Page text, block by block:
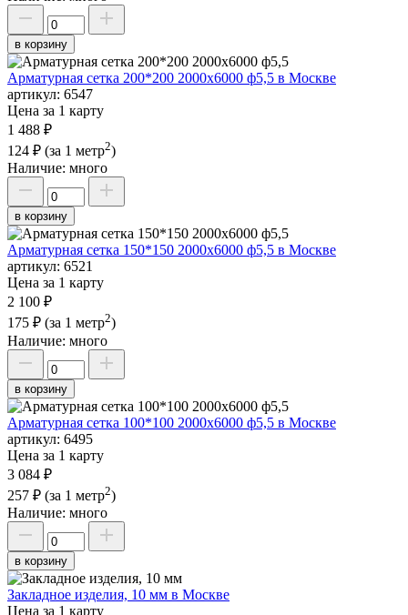
в корзину
Арматурная сетка 200*200 2000х6000 ф5,5 в Москве
артикул: 6547
Цена за 1 карту
1 488 ₽
124 ₽ (за 1 метр2)
Наличие: много
в корзину
Арматурная сетка 150*150 2000х6000 ф5,5 в Москве
артикул: 6521
Цена за 1 карту
2 100 ₽
175 ₽ (за 1 метр2)
Наличие: много
в корзину
Арматурная сетка 100*100 2000х6000 ф5,5 в Москве
артикул: 6495
Цена за 1 карту
3 084 ₽
257 ₽ (за 1 метр2)
Наличие: много
в корзину
Закладное изделия, 10 мм в Москве
Цена за 1 карту